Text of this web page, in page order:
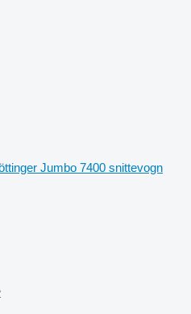
Jumbo 7400 snittevogn